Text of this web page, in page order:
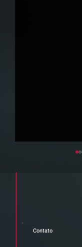
STJ admite
Contato